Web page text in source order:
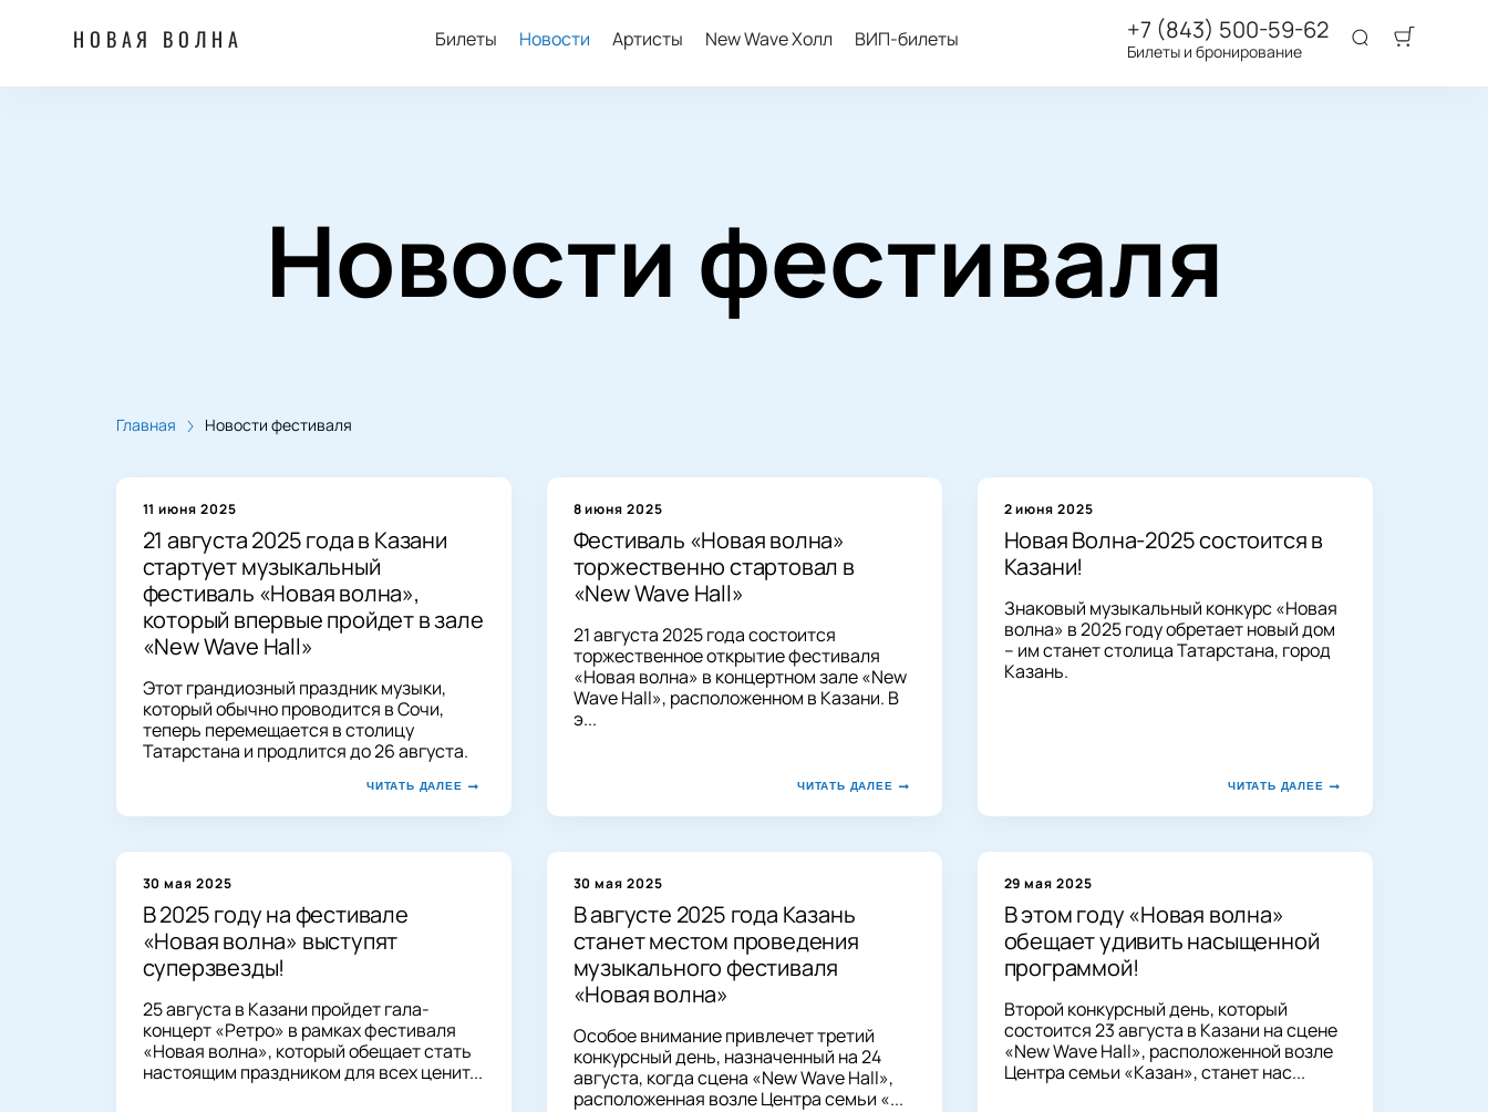
НОВАЯ ВОЛНА Билеты Новости Артисты New Wave Холл ВИП-билеты +7 (843) 500-59-62
Билеты и бронирование
Новости фестиваля
Главная Новости фестиваля
11 июня 2025
21 августа 2025 года в Казани
стартует музыкальный
фестиваль «Новая волна»,
который впервые пройдет в зале
«New Wave Hall»
Этот грандиозный праздник музыки,
который обычно проводится в Сочи,
теперь перемещается в столицу
Татарстана и продлится до 26 августа.
ЧИТАТЬ ДАЛЕЕ
8 июня 2025
Фестиваль «Новая волна»
торжественно стартовал в
«New Wave Hall»
21 августа 2025 года состоится
торжественное открытие фестиваля
«Новая волна» в концертном зале «New
Wave Hall», расположенном в Казани. В
э...
ЧИТАТЬ ДАЛЕЕ
2 июня 2025
Новая Волна-2025 состоится в
Казани!
Знаковый музыкальный конкурс «Новая
волна» в 2025 году обретает новый дом
– им станет столица Татарстана, город
Казань.
ЧИТАТЬ ДАЛЕЕ
30 мая 2025
В 2025 году на фестивале
«Новая волна» выступят
суперзвезды!
25 августа в Казани пройдет гала-
концерт «Ретро» в рамках фестиваля
«Новая волна», который обещает стать
настоящим праздником для всех ценит...
30 мая 2025
В августе 2025 года Казань
станет местом проведения
музыкального фестиваля
«Новая волна»
Особое внимание привлечет третий
конкурсный день, назначенный на 24
августа, когда сцена «New Wave Hall»,
расположенная возле Центра семьи «...
29 мая 2025
В этом году «Новая волна»
обещает удивить насыщенной
программой!
Второй конкурсный день, который
состоится 23 августа в Казани на сцене
«New Wave Hall», расположенной возле
Центра семьи «Казан», станет нас...